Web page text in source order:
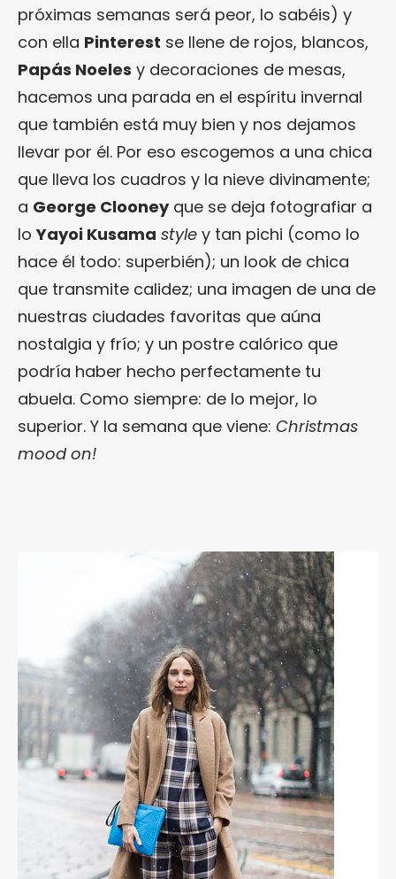
próximas semanas será peor, lo sabéis) y
con ella Pinterest se llene de rojos, blancos,
Papás Noeles y decoraciones de mesas,
hacemos una parada en el espíritu invernal
que también está muy bien y nos dejamos
llevar por él. Por eso escogemos a una chica
que lleva los cuadros y la nieve divinamente;
a George Clooneyque se deja fotografiar a
loYayoi Kusama style y tan pichi (como lo
hace él todo: superbién); un look de chica
que transmite calidez; una imagen de una de
nuestras ciudades favoritas que aúna
nostalgia y frío; y un postre calórico que
podría haber hecho perfectamente tu
abuela. Como siempre: de lo mejor, lo
superior. Y la semana que viene: Christmas
mood on!